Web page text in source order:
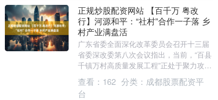
正规炒股配资网站 【百千万 粤改
行】河源和平：“社村”合作一子落 乡
村产业满盘活
广东省委全面深化改革委员会召开十三届
省委深改委第八次会议指出，当前，“百县
千镇万村高质量发展工程”正处于聚力攻
坚、提升突破的关键阶段，需要以进一步
全面深化改革打....
查看： 162 分类： 成都股票配资平
台